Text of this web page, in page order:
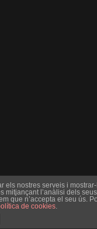
els nostres serveis i
mitjançant l’anàlisi dels seus
que n’accepta el seu ús.
de cookies.